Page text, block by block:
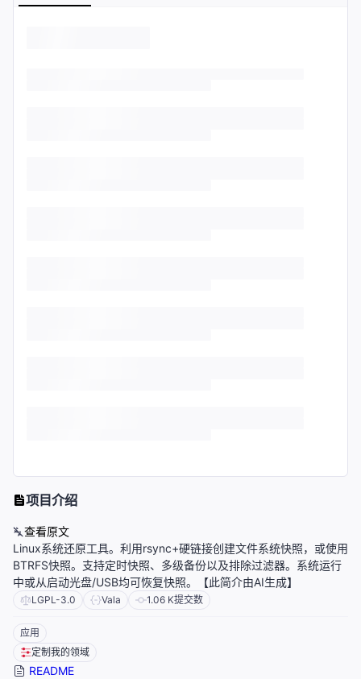
项目介绍
查看原文
Linux系统还原工具。利用rsync+硬链接创建文件系统快照，或使用
BTRFS快照。支持定时快照、多级备份以及排除过滤器。系统运行
中或从启动光盘/USB均可恢复快照。【此简介由AI生成】
LGPL-3.0 Vala 1.06 K提交数
应用
定制我的领域
README